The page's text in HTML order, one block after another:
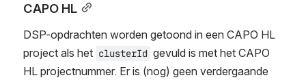
CAPO HL
DSP-opdrachten worden getoond in een CAPO HL
project als het clusterId gevuld is met het CAPO
HL projectnummer. Er is (nog) geen verdergaande